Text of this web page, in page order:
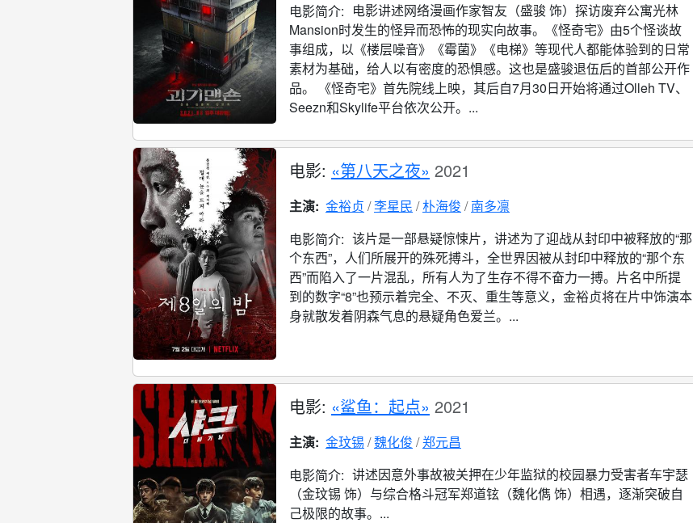
电影简介: 电影讲述网络漫画作家智友（盛骏 饰）探访废弃公寓光林
Mansion时发生的怪异而恐怖的现实向故事。《怪奇宅》由5个怪谈故
事组成，以《楼层噪音》《霉菌》《电梯》等现代人都能体验到的日常
素材为基础，给人以有密度的恐惧感。这也是盛骏退伍后的首部公开作
品。 《怪奇宅》首先院线上映，其后自7月30日开始将通过Olleh TV、
Seezn和Skylife平台依次公开。...
电影: «第八天之夜» 2021
主演: 金裕贞 李星民 朴海俊
南多凛
电影简介: 该片是一部悬疑惊悚片，讲述为了迎战从封印中被释放的“那
个东西”，人们所展开的殊死搏斗，全世界因被从封印中释放的“那个东
西”而陷入了一片混乱，所有人为了生存不得不奋力一搏。片名中所提
到的数字“8”也预示着完全、不灭、重生等意义，金裕贞将在片中饰演本
身就散发着阴森气息的悬疑角色爱兰。...
电影: «鲨鱼：起点» 2021
主演: 金玟锡 魏化俊 郑元昌
电影简介: 讲述因意外事故被关押在少年监狱的校园暴力受害者车宇瑟
（金玟锡 饰）与综合格斗冠军郑道铉（魏化儁 饰）相遇，逐渐突破自
己极限的故事。...